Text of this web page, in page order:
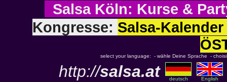
Salsa Köln: Kurse &
Kongresse: Salsa-
select your language: - wähle Deine Sprache -
http://salsa.at deutsch English